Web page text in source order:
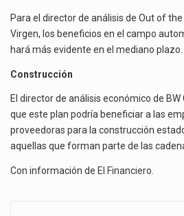
Para el director de análisis de Out of the
Virgen, los beneficios en el campo
hará más evidente en el mediano plazo.
Construcción
El director de análisis económico de
que este plan podría beneficiar a las
proveedoras para la construcción
aquellas que forman parte de las
Con información de El Financiero